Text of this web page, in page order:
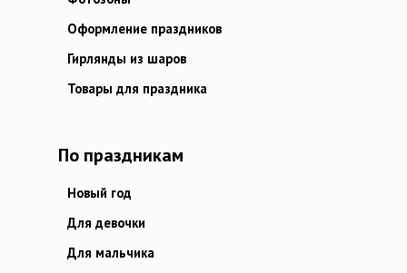
Оформление праздников
Гирлянды из шаров
Товары для праздника
По праздникам
Новый год
Для девочки
Для мальчика